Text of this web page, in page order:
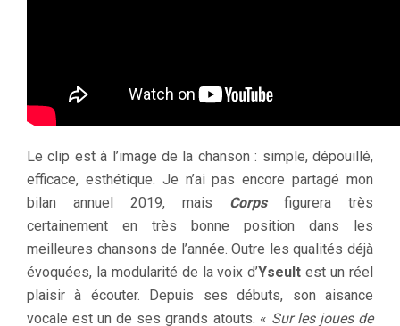
Le clip est à l’image de la chanson : simple, dépouillé,
efficace, esthétique. Je n’ai pas encore partagé mon
bilan annuel 2019, mais Corpsfigurera très
certainement en très bonne position dans les
meilleures chansons de l’année. Outre les qualités déjà
évoquées, la modularité de la voix d’Yseult est un réel
plaisir à écouter. Depuis ses débuts, son aisance
vocale est un de ses grands atouts. « Sur les joues de